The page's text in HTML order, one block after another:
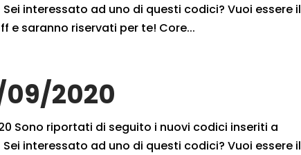
interessato ad uno di questi codici? Vuoi essere il
e saranno riservati per te! Core...
09/2020
Sono riportati di seguito i nuovi codici inseriti a
interessato ad uno di questi codici? Vuoi essere il